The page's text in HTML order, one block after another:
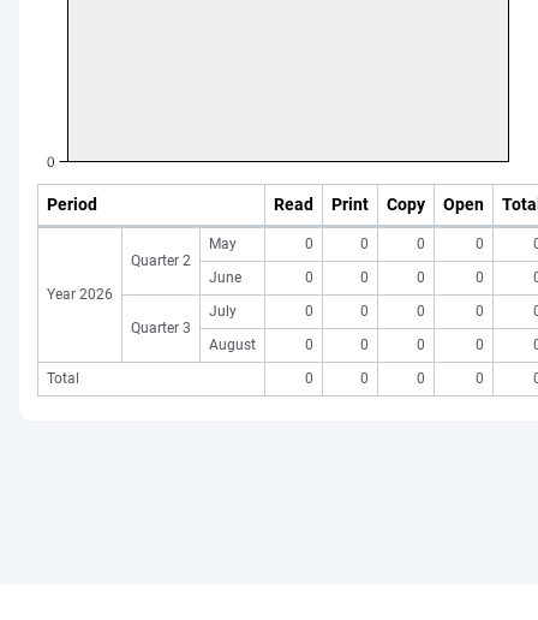
Period Read Print Copy Open
Year 2026
Quarter 2
May 0 0 0 0
June
0 0 0 0
Quarter 3
July 0 0 0 0
August
0 0 0 0
Total
0 0 0 0